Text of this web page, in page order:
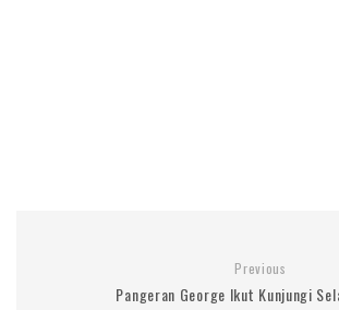
Previous
Pangeran George Ikut Kunjungi